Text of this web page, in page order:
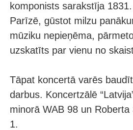
komponists sarakstīja
Parīzē, gūstot milzu
mūziku nepieņēma,
uzskatīts par vienu no
Tāpat koncertā varēs
darbus. Koncertzālē
minorā WAB 98 un
1.